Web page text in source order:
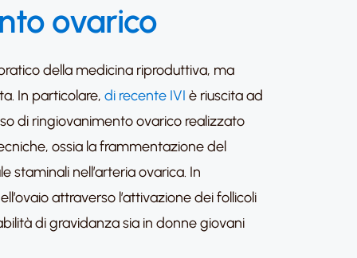
ovarico
della medicina riproduttiva, ma
In particolare, di recente IVI è riuscita ad
di ringiovanimento ovarico realizzato
ossia la frammentazione del
staminali nell’arteria ovarica. In
attraverso l’attivazione dei follicoli
di gravidanza sia in donne giovani